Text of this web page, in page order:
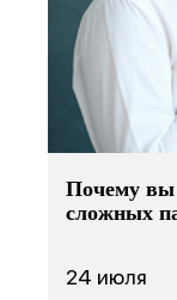
Почему вы
сложных
24 июля